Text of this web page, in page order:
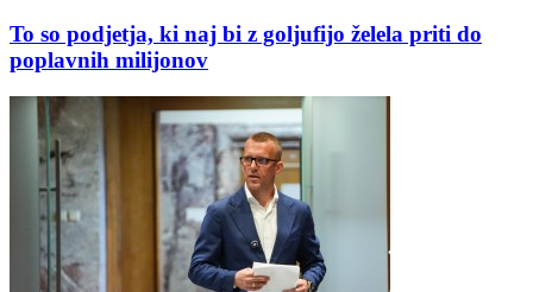
To so podjetja, ki naj bi z goljufijo želela priti do
poplavnih milijonov